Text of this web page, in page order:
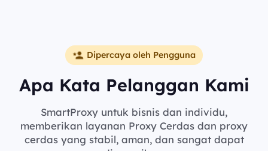
Dipercaya oleh Pengguna
Apa Kata Pelanggan Kami
SmartProxy untuk bisnis dan individu,
memberikan layanan Proxy Cerdas dan proxy
cerdas yang stabil, aman, dan sangat dapat